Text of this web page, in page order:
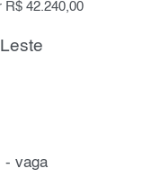
R$ 42.240,00
- vaga